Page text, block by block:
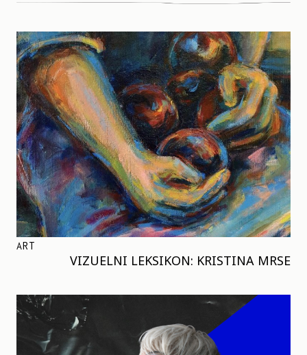
ART
VIZUELNI LEKSIKON: KRISTINA MRSE